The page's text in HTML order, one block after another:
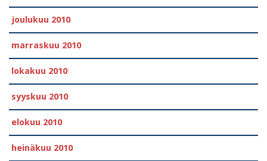
joulukuu 2010
marraskuu 2010
lokakuu 2010
syyskuu 2010
elokuu 2010
heinäkuu 2010